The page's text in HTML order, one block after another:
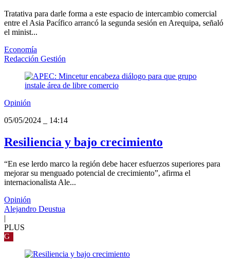
Tratativa para darle forma a este espacio de intercambio comercial
entre el Asia Pacífico arrancó la segunda sesión en Arequipa, señaló
el minist...
Economía
Redacción Gestión
Opinión
05/05/2024
14:14
Resiliencia y bajo crecimiento
“En ese lerdo marco la región debe hacer esfuerzos superiores para
mejorar su menguado potencial de crecimiento”, afirma el
internacionalista Ale...
Opinión
Alejandro Deustua
|
PLUS
G